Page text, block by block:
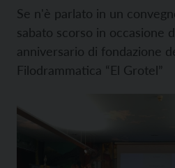
Se n'è parlato in un
sabato scorso in occasione
anniversario di fondazione
Filodrammatica “El Grotel”